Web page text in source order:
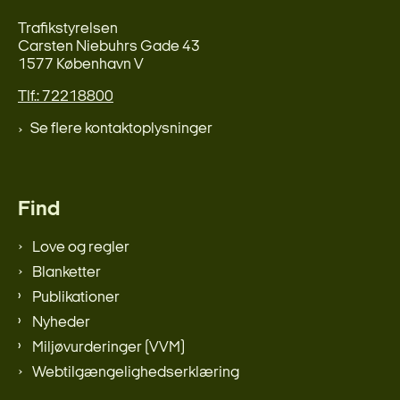
Trafikstyrelsen
Carsten Niebuhrs Gade 43
1577 København V
Tlf.: 72218800
Se flere kontaktoplysninger
Find
Love og regler
Blanketter
Publikationer
Nyheder
Miljøvurderinger (VVM)
Webtilgængelighedserklæring